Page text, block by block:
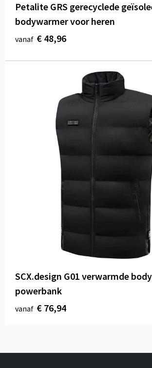
Petalite GRS gerecyclede
bodywarmer voor heren
vanaf € 48,96
SCX.design G01 verwarmde
powerbank
vanaf € 76,94